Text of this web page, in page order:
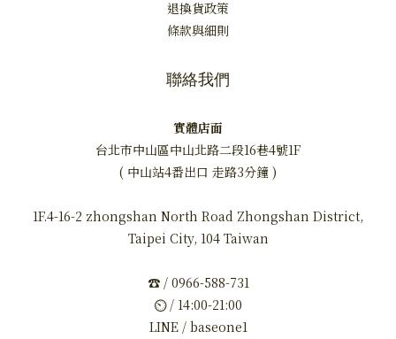
退換貨政策
條款與細則
聯絡我們
實體店面
台北市中山區中山北路二段16巷4號1F
( 中山站4番出口 走路3分鐘 )
1F.4-16-2 zhongshan North Road Zhongshan District,
Taipei City, 104 Taiwan
☎ / 0966-588-731
⏲ / 14:00-21:00
LINE / baseone1